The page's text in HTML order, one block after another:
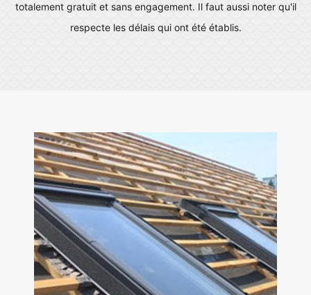
totalement gratuit et sans engagement. Il faut aussi noter qu'il
respecte les délais qui ont été établis.